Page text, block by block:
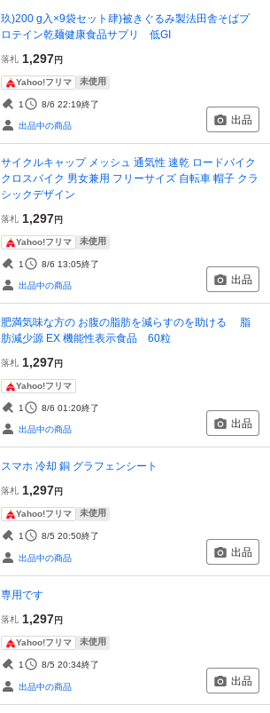
玖)200 g入×9袋セット肆)被きぐるみ製法田舎そばプ
ロテイン乾麺健康食品サプリ 低GI
落札 1,297円
Yahoo!フリマ 未使用
1 8/6 22:19終了
出品中の商品 出品
サイクルキャップ メッシュ 通気性 速乾 ロードバイク
クロスバイク 男女兼用 フリーサイズ 自転車 帽子 クラ
シックデザイン
落札 1,297円
Yahoo!フリマ 未使用
1 8/6 13:05終了
出品中の商品 出品
肥満気味な方の お腹の脂肪を減らすのを助ける 脂
肪減少源 EX 機能性表示食品 60粒
落札 1,297円
Yahoo!フリマ
1 8/6 01:20終了
出品中の商品 出品
スマホ 冷却 銅 グラフェンシート
落札 1,297円
Yahoo!フリマ 未使用
1 8/5 20:50終了
出品中の商品 出品
専用です
落札 1,297円
Yahoo!フリマ 未使用
1 8/5 20:34終了
出品中の商品 出品